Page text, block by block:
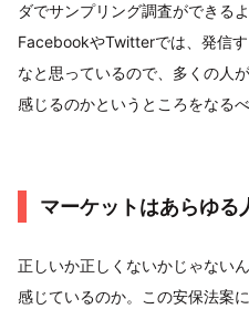
ダでサンプリング調査ができる
FacebookやTwitterでは、発信
なと思っているので、多くの人
感じるのかというところをなる
マーケットはあらゆる
正しいか正しくないかじゃない
感じているのか。この安保法案